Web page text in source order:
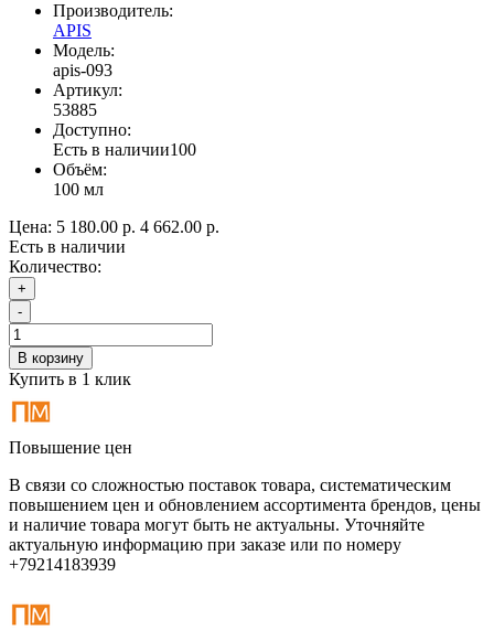
Производитель:
APIS
Модель:
apis-093
Артикул:
53885
Доступно:
Есть в наличии100
Объём:
100 мл
Цена: 5 180.00 р. 4 662.00 р.
Есть в наличии
Количество:
+
-
В корзину
Купить в 1 клик
Повышение цен
В связи со сложностью поставок товара, систематическим
повышением цен и обновлением ассортимента брендов, цены
и наличие товара могут быть не актуальны. Уточняйте
актуальную информацию при заказе или по номеру
+79214183939